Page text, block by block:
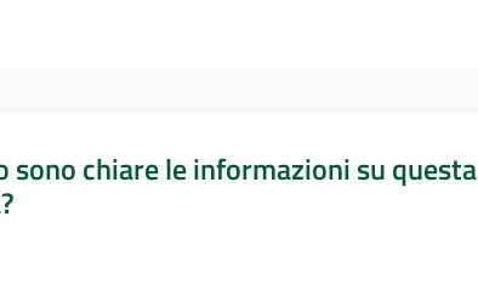
sono chiare le informazioni su questa